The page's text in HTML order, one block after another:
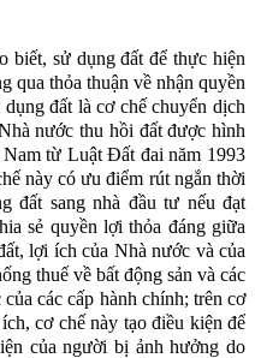
sử dụng đất để thực hiện
qua thỏa thuận về nhận quyền
đất là cơ chế chuyển dịch
nước thu hồi đất được hình
từ Luật Đất đai năm 1993
này có ưu điểm rút ngắn thời
đất sang nhà đầu tư nếu đạt
sẻ quyền lợi thỏa đáng giữa
lợi ích của Nhà nước và của
thuế về bất động sản và các
các cấp hành chính; trên cơ
cơ chế này tạo điều kiện để
của người bị ảnh hưởng do